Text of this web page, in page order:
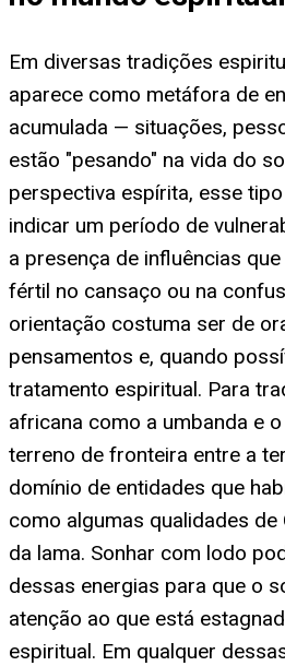
Em diversas tradições
aparece como metáfora de
acumulada — situações,
estão "pesando" na vida do
perspectiva espírita, esse
indicar um período de
a presença de influências
fértil no cansaço ou na
orientação costuma ser de
pensamentos e, quando
tratamento espiritual. Para
africana como a umbanda e
terreno de fronteira entre a
domínio de entidades que
como algumas qualidades de
da lama. Sonhar com lodo
dessas energias para que o
atenção ao que está
espiritual. Em qualquer